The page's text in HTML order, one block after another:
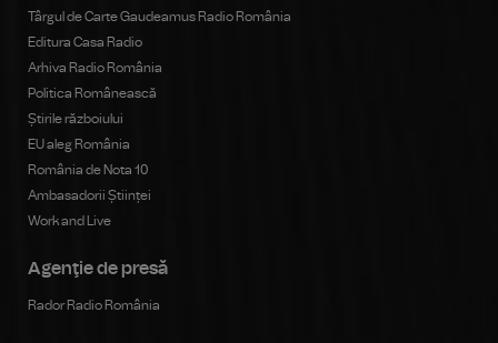
Târgul de Carte Gaudeamus Radio România
Editura Casa Radio
Arhiva Radio România
Politica Românească
Știrile războiului
EU aleg România
România de Nota 10
Ambasadorii Științei
Work and Live
Agenţie de presă
Rador Radio România